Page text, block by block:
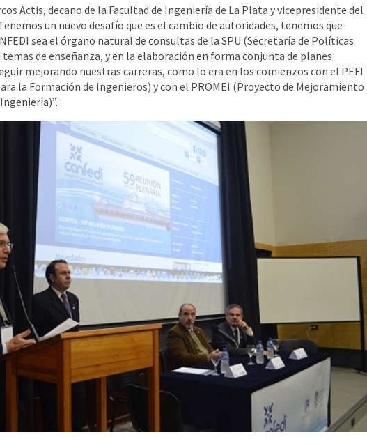
Actis, decano de la Facultad de Ingeniería de La Plata y vicepresidente del
un nuevo desafío que es el cambio de autoridades, tenemos que
sea el órgano natural de consultas de la SPU (Secretaría de Políticas
de enseñanza, y en la elaboración en forma conjunta de planes
mejorando nuestras carreras, como lo era en los comienzos con el PEFI
la Formación de Ingenieros) y con el PROMEI (Proyecto de Mejoramiento